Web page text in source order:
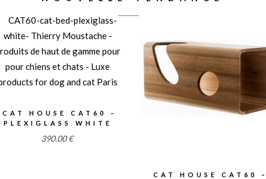
2.52
CAT HOUSE CAT60 –
PLEXIGLASS WHITE
390.00€
2.54
CAT HOUSE CAT60